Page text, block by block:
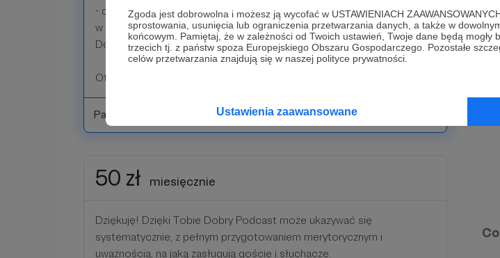
Zgoda jest dobrowolna i możesz ją wycofać w USTAWIENIACH
sprostowania, usunięcia lub ograniczenia przetwarzania danych, a także w
końcowym. Pamiętaj, że w zależności od Twoich ustawień, Twoje dane będą
trzecich tj. z państw spoza Europejskiego Obszaru Gospodarczego. Pozostałe
celów przetwarzania znajdują się w naszej polityce prywatności.
Ustawienia zaawansowane
- dostęp do felietonów, które publikuję tu w zakładce "Posty" dwa razy
w miesiącu – dzielę się w nich literaturą i przemyśleniami wokół
Dobrego Podcastu.
Otrzymujesz także korzyści z poprzedniego progu.
Patroni: 0
50 zł miesięcznie
Dziękuję! Dzięki Tobie Dobry Podcast może ukazywać się
systematycznie, z pełnym przygotowaniem merytorycznym i
uważnością, na jaką zasługują goście i słuchacze.